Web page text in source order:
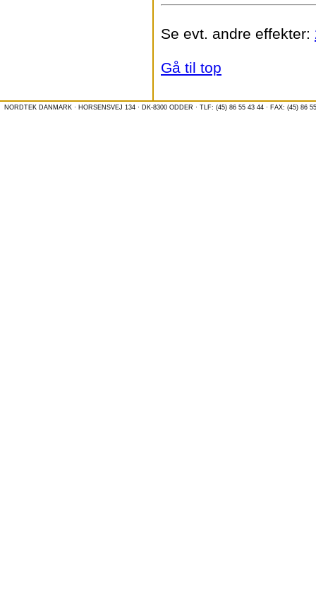
Se evt. andre effekter:
Gå til top
NORDTEK DANMARK · HORSENSVEJ 134 · DK-8300 ODDER · TLF: (45) 86 55 43 44 · FAX: (45) 86